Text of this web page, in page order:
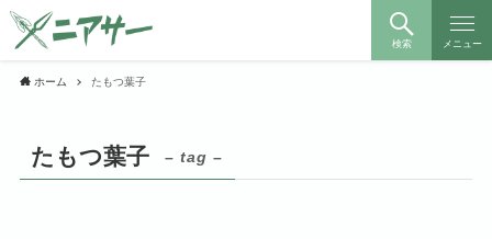
検索 メニュー
ホーム たもつ葉子
たもつ葉子 – tag –